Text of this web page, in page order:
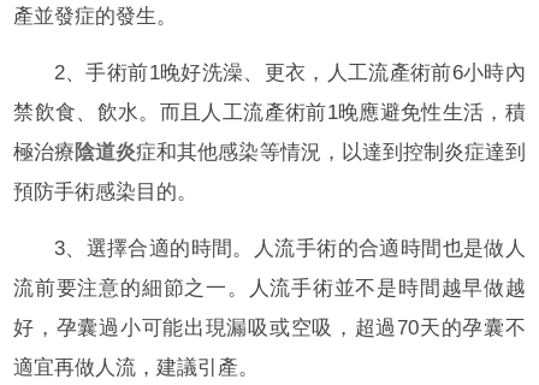
產並發症的發生。
2、手術前1晚好洗澡、更衣，人工流產術前6小時內
禁飲食、飲水。而且人工流產術前1晚應避免性生活，積
極治療陰道炎症和其他感染等情況，以達到控制炎症達到
預防手術感染目的。
3、選擇合適的時間。人流手術的合適時間也是做人
流前要注意的細節之一。人流手術並不是時間越早做越
好，孕囊過小可能出現漏吸或空吸，超過70天的孕囊不
適宜再做人流，建議引產。